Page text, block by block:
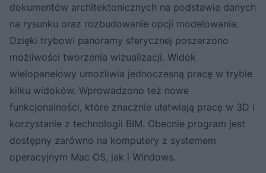
dokumentów architektonicznych na podstawie danych
na rysunku oraz rozbudowanie opcji modelowania.
Dzięki trybowi panoramy sferycznej poszerzono
możliwości tworzenia wizualizacji. Widok
wielopanelowy umożliwia jednoczesną pracę w trybie
kilku widoków. Wprowadzono też nowe
funkcjonalności, które znacznie ułatwiają pracę w 3D i
korzystanie z technologii BIM. Obecnie program jest
dostępny zarówno na komputery z systemem
operacyjnym Mac OS, jak i Windows.